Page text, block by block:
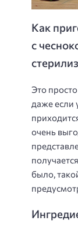
Как
с
Это
даже если
очень
было,